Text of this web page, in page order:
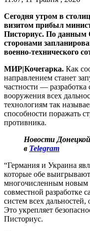
Сегодня утром в
визитом прибыл
Писториус. По
сторонами
военно-технического
МИР|Кочегарка. Как
направлением станет
частности —
вооружения всех
технологиям так
способности поражать
противника.
Новости
в Telegram
“Германия и Украина
которые обе
многочисленным новым
совместной разработке
систем всех дальностей,
Это укрепляет
Писториус.